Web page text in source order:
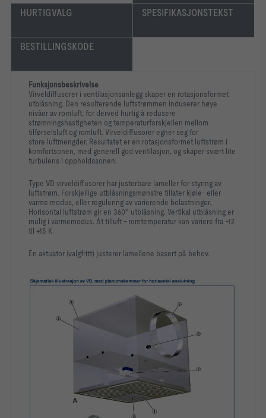
HURTIGVALG SPESIFIKASJONSTEKST
BESTILLINGSKODE
Funksjonsbeskrivelse
Virveldiffusorer i ventilasjonsanlegg skaper en rotasjonsformet
utblåsning. Den resulterende luftstrømmen induserer høye
nivåer av romluft, for derved hurtig å redusere
strømningshastigheten og temperaturforskjellen mellom
tilførselsluft og romluft. Virveldiffusorer egner seg for
store luftmengder. Resultatet er en rotasjonsformet luftstrøm i
komfortsonen, med generell god ventilasjon, og skaper svært lite
turbulens i oppholdssonen.
Type VD virveldiffusorer har justerbare lameller for styring av
luftstrøm. Forskjellige utblåsningsmønstre tillater kjøle- eller
varme modus, eller regulering av varierende belastninger.
Horisontal luftstrøm gir en 360° utblåsning. Vertikal utblåsning er
mulig i varmemodus. Δt tilluft - romtemperatur kan variere fra -12
til +15 K
En aktuator (valgfritt) justerer lamellene basert på behov.